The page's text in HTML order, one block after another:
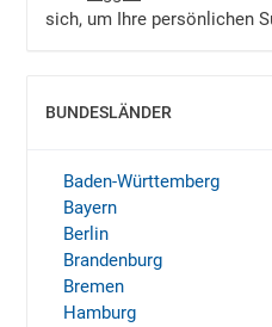
sich, um Ihre persönlichen
BUNDESLÄNDER
EINBLENDEN
Baden-Württemberg
Bayern
Berlin
Brandenburg
Bremen
Hamburg